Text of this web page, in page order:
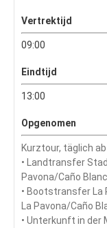
Vertrektijd
09:00
Eindtijd
13:00
Opgenomen
Kurztour, täglich
• Landtransfer
Pavona/Caño
• Bootstransfer La
La Pavona/Caño
• Unterkunft in der